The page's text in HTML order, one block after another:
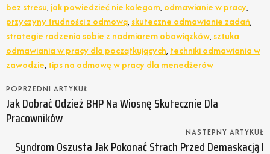
bez stresu, jak powiedzieć nie kolegom, odmawianie w pracy,
przyczyny trudności z odmową, skuteczne odmawianie zadań,
strategie radzenia sobie z nadmiarem obowiązków, sztuka
odmawiania w pracy dla początkujących, techniki odmawiania w
zawodzie, tips na odmowę w pracy dla menedżerów
POPRZEDNI ARTYKUŁ
Jak Dobrać Odzież BHP Na Wiosnę Skutecznie Dla
Pracowników
NASTEPNY ARTYKUŁ
Syndrom Oszusta Jak Pokonać Strach Przed Demaskacją I